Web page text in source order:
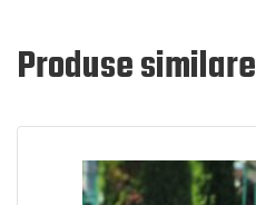
Produse similare